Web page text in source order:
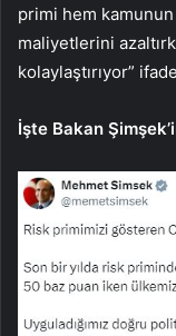
primi hem
maliyetlerini
kolaylaştırıyor”
İşte Bakan